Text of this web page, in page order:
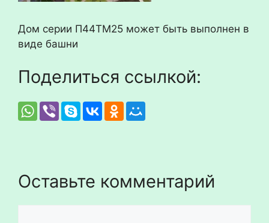
Дом серии П44ТМ25 может быть выполнен в
виде башни
Поделиться ссылкой:
Оставьте комментарий